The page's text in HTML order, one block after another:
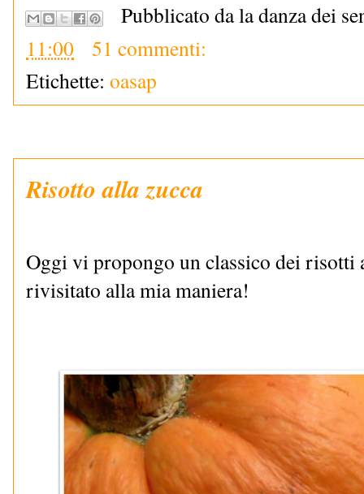
Pubblicato da la danza dei
11:00
51 commenti:
Etichette: oasap
Risotto alla zucca
Oggi vi propongo un classico dei risotti
rivisitato alla mia maniera!